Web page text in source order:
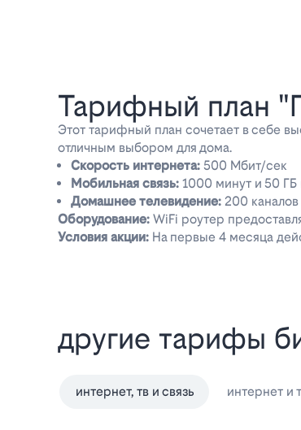
Тарифный план
Этот тарифный план сочетает в себе
отличным выбором для дома.
Скорость интернета: 500 Мбит/сек
Мобильная связь: 1000 минут и 50 ГБ
Домашнее телевидение: 200 каналов
Оборудование: WiFi роутер
Условия акции: На первые 4 месяца
другие тарифы
интернет, тв и связь интернет и